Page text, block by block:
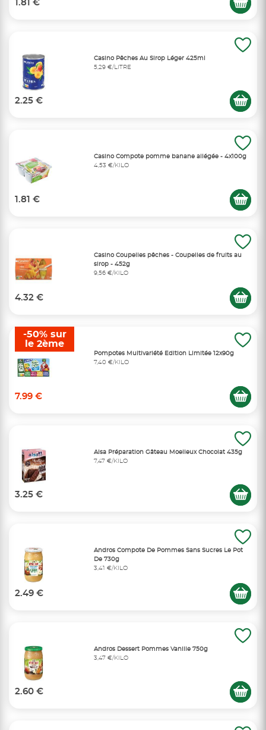
1.81 €
Casino Pêches Au Sirop Léger 425ml
5,29 €/LITRE
2.25 €
Casino Compote pomme banane allégée - 4x100g
4,53 €/KILO
1.81 €
Casino Coupelles pêches - Coupelles de fruits au
sirop - 452g
9,56 €/KILO
4.32 €
Pompotes Multivariété Edition Limitée 12x90g
7,40 €/KILO
7.99 €
-50% sur
le 2ème
Alsa Préparation Gâteau Moelleux Chocolat 435g
7,47 €/KILO
3.25 €
Andros Compote De Pommes Sans Sucres Le Pot
De 730g
3,41 €/KILO
2.49 €
Andros Dessert Pommes Vanille 750g
3,47 €/KILO
2.60 €